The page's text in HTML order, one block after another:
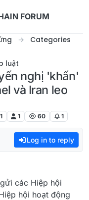
FORUM
Categories
luật
nghị 'khẩn'
và Iran leo
1 1 60 1
Log in to reply
các Hiệp hội
hội hoạt động